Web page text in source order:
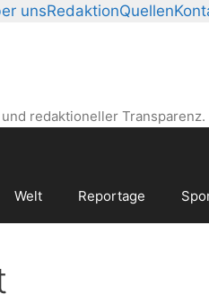
unsRedaktionQuellen
redaktioneller Transparenz.
Welt Reportage